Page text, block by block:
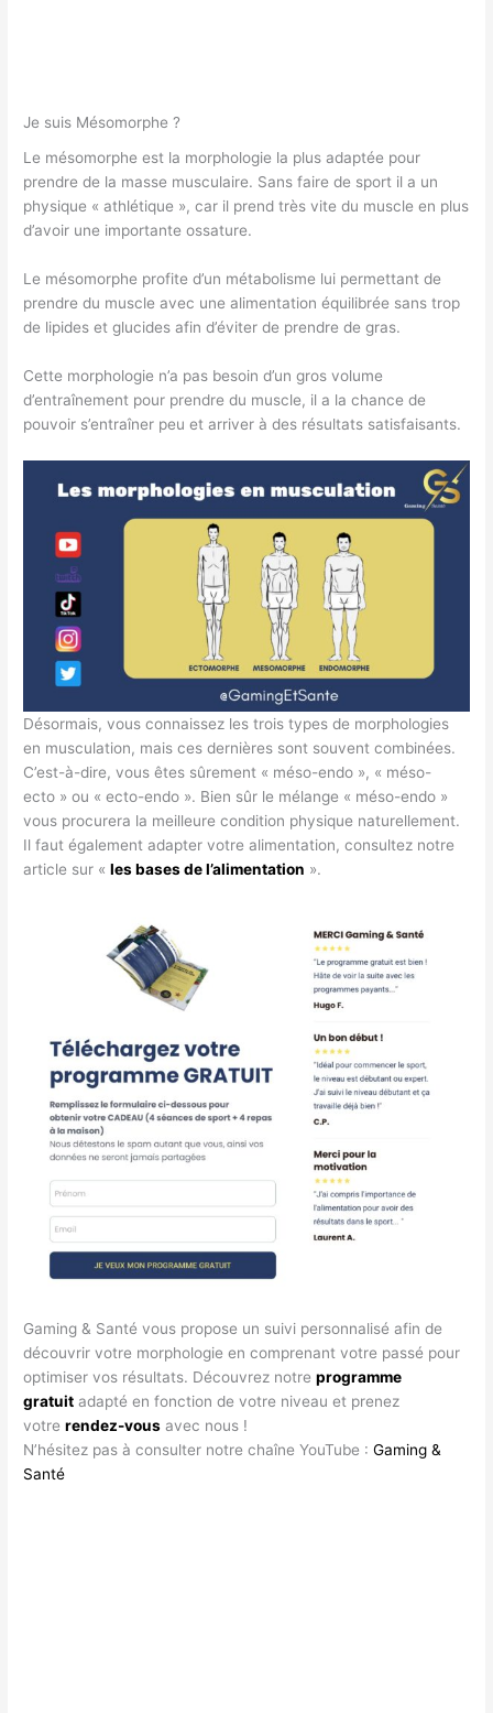
Je suis Mésomorphe ?
Le mésomorphe est la morphologie la plus adaptée pour
prendre de la masse musculaire. Sans faire de sport il a un
physique « athlétique », car il prend très vite du muscle en plus
d’avoir une importante ossature.
Le mésomorphe profite d’un métabolisme lui permettant de
prendre du muscle avec une alimentation équilibrée sans trop
de lipides et glucides afin d’éviter de prendre de gras.
Cette morphologie n’a pas besoin d’un gros volume
d’entraînement pour prendre du muscle, il a la chance de
pouvoir s’entraîner peu et arriver à des résultats satisfaisants.
Désormais, vous connaissez les trois types de morphologies
en musculation, mais ces dernières sont souvent combinées.
C’est-à-dire, vous êtes sûrement « méso-endo », « méso-
ecto » ou « ecto-endo ». Bien sûr le mélange « méso-endo »
vous procurera la meilleure condition physique naturellement.
Il faut également adapter votre alimentation, consultez notre
article sur «les bases de l’alimentation ».
Gaming & Santé vous propose un suivi personnalisé afin de
découvrir votre morphologie en comprenant votre passé pour
optimiser vos résultats. Découvrez notreprogramme
gratuit adapté en fonction de votre niveau et prenez
votrerendez-vous avec nous !
N’hésitez pas à consulter notre chaîne YouTube :Gaming &
Santé